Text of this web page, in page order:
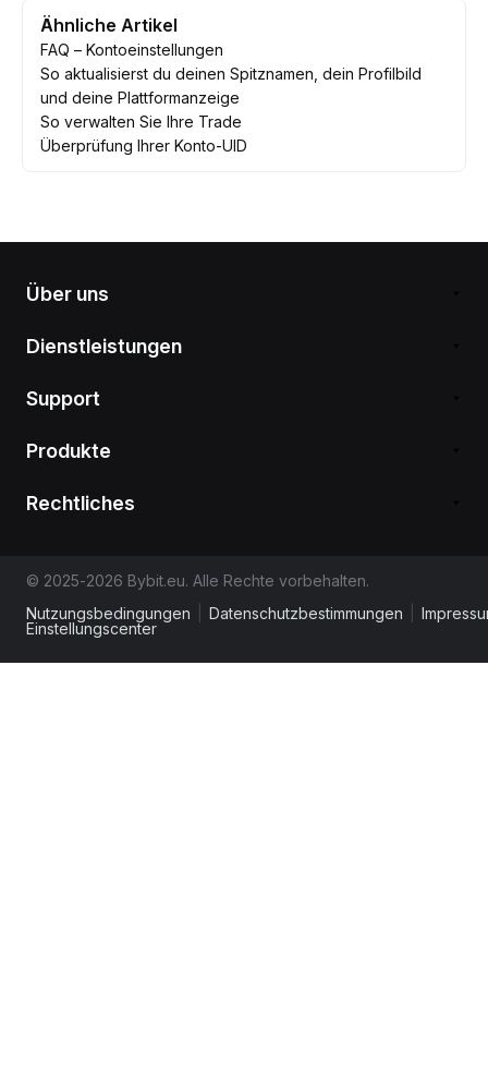
Ähnliche Artikel
FAQ – Kontoeinstellungen
So aktualisierst du deinen Spitznamen, dein Profilbild
und deine Plattformanzeige
So verwalten Sie Ihre Trade
Überprüfung Ihrer Konto-UID
Über uns
Dienstleistungen
Support
Produkte
Rechtliches
© 2025-2026 Bybit.eu. Alle Rechte vorbehalten.
Nutzungsbedingungen
Datenschutzbestimmungen
Einstellungscenter